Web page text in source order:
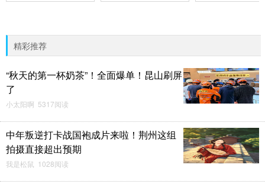
精彩推荐
“秋天的第一杯奶茶”！全面爆单！昆山刷屏
了
小太阳啊 5317阅读
中年叛逆打卡战国袍成片来啦！荆州这组
拍摄直接超出预期
我是松鼠 1028阅读